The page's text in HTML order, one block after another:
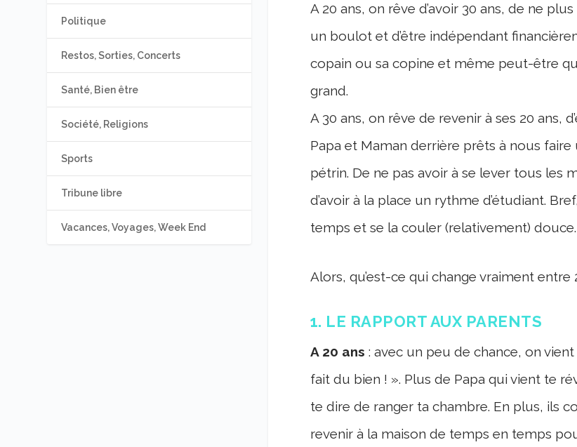
A 20 ans, on rêve d’avoir 30 ans, de ne
un boulot et d’être indépendant
copain ou sa copine et même peut-être
grand.
A 30 ans, on rêve de revenir à ses 20 ans,
Papa et Maman derrière prêts à nous
pétrin. De ne pas avoir à se lever tous
d’avoir à la place un rythme d’étudiant.
temps et se la couler (relativement) douce.
Alors, qu’est-ce qui change vraiment entre
1. LE RAPPORT AUX PARENTS
A 20 ans : avec un peu de chance, on
fait du bien ! ». Plus de Papa qui vient te
te dire de ranger ta chambre. En plus, ils
revenir à la maison de temps en temps
Politique
Restos, Sorties, Concerts
Santé, Bien être
Société, Religions
Sports
Tribune libre
Vacances, Voyages, Week End